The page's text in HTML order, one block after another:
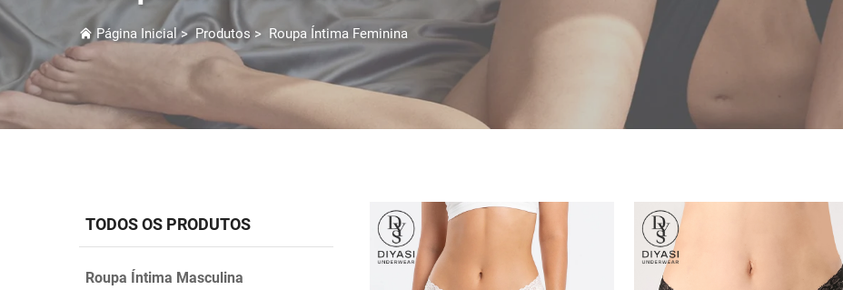
Página Inicial>Produtos > Roupa Íntima Feminina
TODOS OS PRODUTOS
Roupa Íntima Masculina